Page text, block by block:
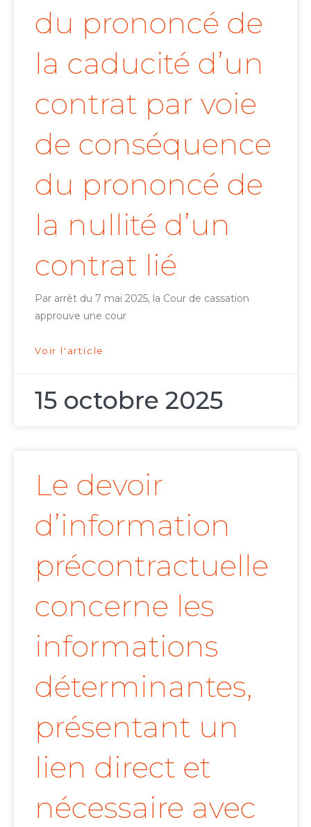
du prononcé de
la caducité d’un
contrat par voie
de conséquence
du prononcé de
la nullité d’un
contrat lié
Par arrêt du 7 mai 2025, la Cour de cassation
approuve une cour
Voir l'article
15 octobre 2025
Le devoir
d’information
précontractuelle
concerne les
informations
déterminantes,
présentant un
lien direct et
nécessaire avec